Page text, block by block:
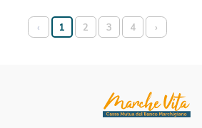
‹ 1 2 3 4 ›